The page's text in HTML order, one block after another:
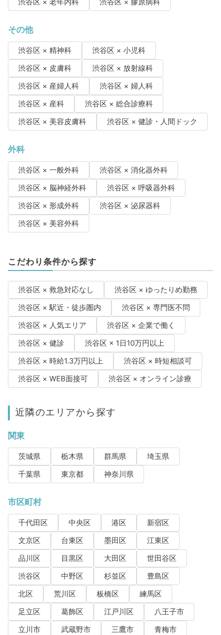
渋谷区 × 老年内科 渋谷区 × 膠原病科
その他
渋谷区 × 精神科
渋谷区 × 小児科
渋谷区 × 皮膚科
渋谷区 × 放射線科
渋谷区 × 産婦人科
渋谷区 × 婦人科
渋谷区 × 産科
渋谷区 × 総合診療科
渋谷区 × 美容皮膚科
渋谷区 × 健診・人間ドック
外科
渋谷区 × 一般外科
渋谷区 × 消化器外科
渋谷区 × 脳神経外科
渋谷区 × 呼吸器外科
渋谷区 × 形成外科
渋谷区 × 泌尿器科
渋谷区 × 美容外科
こだわり条件から探す
渋谷区 × 救急対応なし
渋谷区 × ゆったりめ勤務
渋谷区 × 駅近・徒歩圏内
渋谷区 × 専門医不問
渋谷区 × 人気エリア
渋谷区 × 企業で働く
渋谷区 × 健診
渋谷区 × 1日10万円以上
渋谷区 × 時給1.3万円以上
渋谷区 × 時短相談可
渋谷区 × WEB面接可
渋谷区 × オンライン診療
近隣のエリアから探す
関東
茨城県 栃木県 群馬県
埼玉県
千葉県
東京都 神奈川県
市区町村
千代田区 中央区 港区
新宿区
文京区
台東区 墨田区
江東区
品川区
目黒区 大田区
世田谷区
渋谷区
中野区 杉並区
豊島区
北区
荒川区 板橋区
練馬区
足立区
葛飾区 江戸川区
八王子市
立川市
武蔵野市 三鷹市
青梅市